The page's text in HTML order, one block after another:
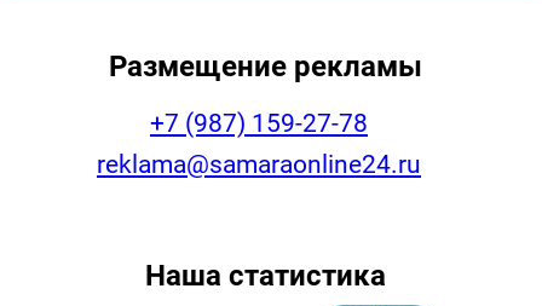
Размещение рекламы
+7 (987) 159-27-78
reklama@samaraonline24.ru
Наша статистика